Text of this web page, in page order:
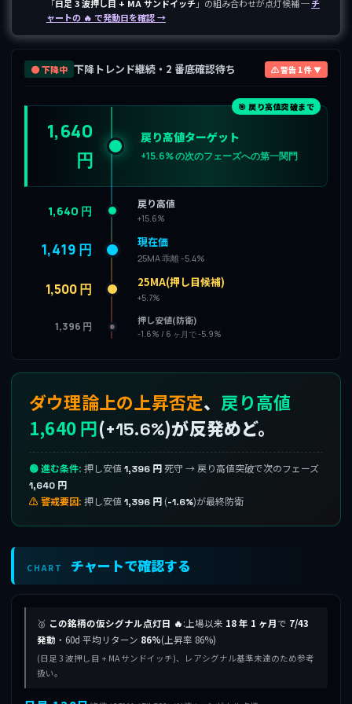
「日足 3 波押し目 + MA サンドイッチ」の組み合わせが点灯候補 ─チ
ャートの 🔥 で発動日を確認 →
🟤 下降中 下降トレンド継続・2 番底確認待ち ⚠ 警告 1 件 ▼
🎯 戻り高値突破まで
1,640
円
戻り高値ターゲット
+15.6% の次のフェーズへの第一関門
1,640 円 戻り高値
+15.6%
1,419 円 現在価
25MA 乖離 -5.4%
1,500 円 25MA(押し目候補)
+5.7%
1,396 円 押し安値(防衛)
-1.6% / 6 ヶ月で -5.9%
ダウ理論上の上昇否定、 戻り高値
1,640 円(+15.6%)が反発めど。
🟢 進む条件: 押し安値1,396 円 死守 → 戻り高値突破で次のフェーズ
1,640 円
⚠ 警戒要因: 押し安値1,396 円 (-1.6%)が最終防衛
CHART チャートで確認する
🥈 この銘柄の仮シグナル点灯日 🔥:上場以来 18 年 1 ヶ月で 7/43
発動 ・60d 平均リターン 86%(上昇率 86%)
(日足 3 波押し目 + MA サンドイッチ)、レアシグナル基準未達のため参考
扱い。